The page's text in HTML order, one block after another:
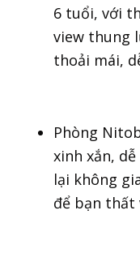
6 tuổi, với
view thung
thoải mái,
Phòng
xinh xắn,
lại không
để bạn thất